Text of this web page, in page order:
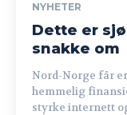
NYHETER
Dette er
snakke om
Nord-Norge får
hemmelig
styrke internett